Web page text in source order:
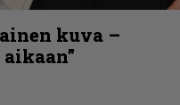
kuva –